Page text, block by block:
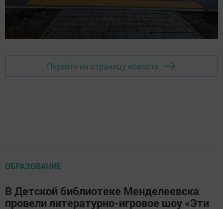
Перейти на страницу новости
ОБРАЗОВАНИЕ
В Детской библиотеке Менделеевска
провели литературно-игровое шоу «Эти